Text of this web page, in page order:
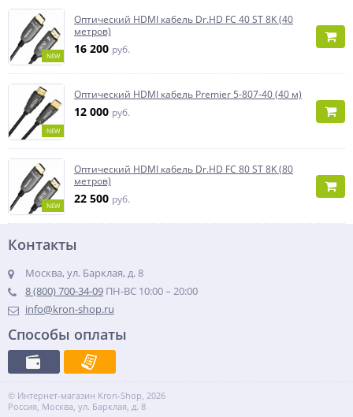
NEW
Оптический HDMI кабель Dr.HD FC 40 ST 8K (40
метров)
16 200 руб.
NEW
Оптический HDMI кабель Premier 5-807-40 (40 м)
12 000 руб.
NEW
Оптический HDMI кабель Dr.HD FC 80 ST 8K (80
метров)
22 500 руб.
Контакты
Москва, ул. Барклая, д. 8
8 (800) 700-34-09 ПН-ВС 10:00 – 20:00
info@kron-shop.ru
Способы оплаты
© Интернет-магазин Kron-Shop, 2026
Россия, Москва, ул. Барклая, д. 8